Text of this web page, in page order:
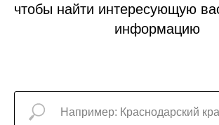
чтобы найти интересующую
информацию